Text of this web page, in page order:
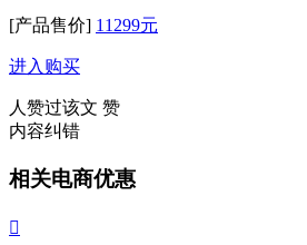
[产品售价] 11299元
进入购买
人赞过该文 赞
内容纠错
相关电商优惠
